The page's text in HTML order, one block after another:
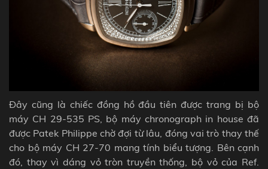
Đây cũng là chiếc đồng hồ đầu tiên được trang bị bộ
máy CH 29-535 PS, bộ máy chronograph in house đã
được Patek Philippe chờ đợi từ lâu, đóng vai trò thay thế
cho bộ máy CH 27-70 mang tính biểu tượng. Bên cạnh
đó, thay vì dáng vỏ tròn truyền thống, bộ vỏ của Ref.